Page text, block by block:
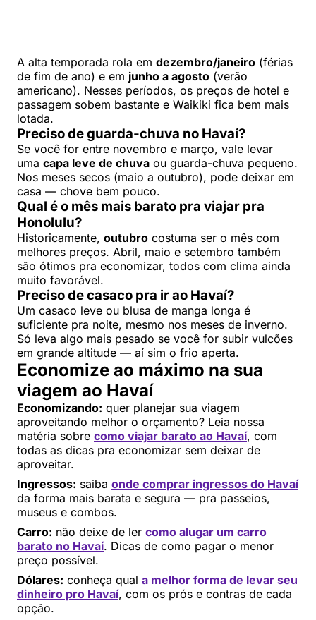
A alta temporada rola em dezembro/janeiro (férias
de fim de ano) e em junho a agosto (verão
americano). Nesses períodos, os preços de hotel e
passagem sobem bastante e Waikiki fica bem mais
lotada.
Preciso de guarda-chuva no Havaí?
Se você for entre novembro e março, vale levar
uma capa leve de chuva ou guarda-chuva pequeno.
Nos meses secos (maio a outubro), pode deixar em
casa — chove bem pouco.
Qual é o mês mais barato pra viajar pra
Honolulu?
Historicamente, outubro costuma ser o mês com
melhores preços. Abril, maio e setembro também
são ótimos pra economizar, todos com clima ainda
muito favorável.
Preciso de casaco pra ir ao Havaí?
Um casaco leve ou blusa de manga longa é
suficiente pra noite, mesmo nos meses de inverno.
Só leva algo mais pesado se você for subir vulcões
em grande altitude — aí sim o frio aperta.
Economize ao máximo na sua
viagem ao Havaí
Economizando: quer planejar sua viagem
aproveitando melhor o orçamento? Leia nossa
matéria sobre como viajar barato ao Havaí, com
todas as dicas pra economizar sem deixar de
aproveitar.
Ingressos: saiba onde comprar ingressos do Havaí
da forma mais barata e segura — pra passeios,
museus e combos.
Carro: não deixe de ler como alugar um carro
barato no Havaí. Dicas de como pagar o menor
preço possível.
Dólares: conheça qual a melhor forma de levar seu
dinheiro pro Havaí, com os prós e contras de cada
opção.